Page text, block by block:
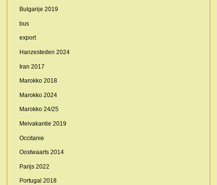
Bulgarije 2019
bus
export
Hanzesteden 2024
Iran 2017
Marokko 2018
Marokko 2024
Marokko 24/25
Meivakantie 2019
Occitanie
Oostwaarts 2014
Parijs 2022
Portugal 2018